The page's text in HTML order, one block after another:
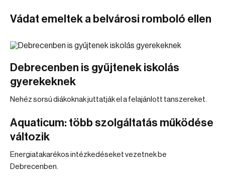
Vádat emeltek a belvárosi romboló ellen
Debrecenben is gyűjtenek iskolás
gyerekeknek
Nehéz sorsú diákoknak juttatják el a felajánlott tanszereket.
Aquaticum: több szolgáltatás működése
változik
Energiatakarékos intézkedéseket vezetnek be
Debrecenben.